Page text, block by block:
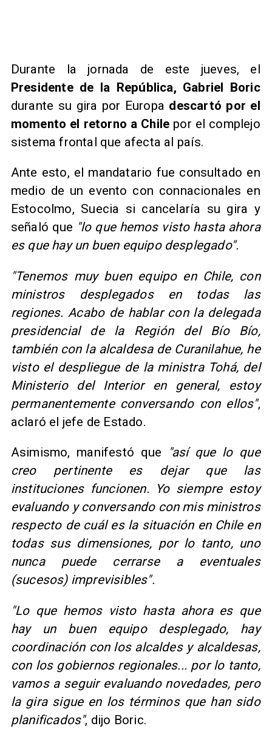
Durante la jornada de este jueves, el
Presidente de la República, Gabriel Boric
durante su gira por Europa descartó por el
momento el retorno a Chile por el complejo
sistema frontal que afecta al país.
Ante esto, el mandatario fue consultado en
medio de un evento con connacionales en
Estocolmo, Suecia si cancelaría su gira y
señaló que "lo que hemos visto hasta ahora
es que hay un buen equipo desplegado".
"Tenemos muy buen equipo en Chile, con
ministros desplegados en todas las
regiones. Acabo de hablar con la delegada
presidencial de la Región del Bío Bío,
también con la alcaldesa de Curanilahue, he
visto el despliegue de la ministra Tohá, del
Ministerio del Interior en general, estoy
permanentemente conversando con ellos",
aclaró el jefe de Estado.
Asimismo, manifestó que
"así que lo que
creo pertinente es dejar que las
instituciones funcionen. Yo siempre estoy
evaluando y conversando con mis ministros
respecto de cuál es la situación en Chile en
todas sus dimensiones, por lo tanto, uno
nunca puede cerrarse a eventuales
(sucesos) imprevisibles".
"Lo que hemos visto hasta ahora es que
hay un buen equipo desplegado, hay
coordinación con los alcaldes y alcaldesas,
con los gobiernos regionales... por lo tanto,
vamos a seguir evaluando novedades, pero
la gira sigue en los términos que han sido
planificados", dijo Boric.